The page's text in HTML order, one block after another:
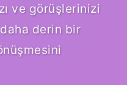
ve görüşlerinizi
derin bir